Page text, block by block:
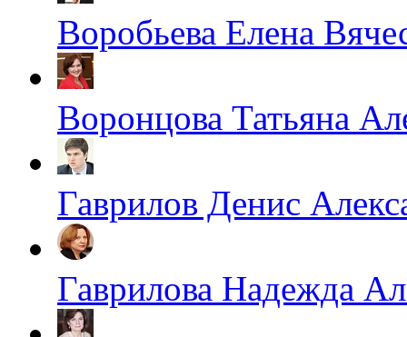
Воробьева Елена
Воронцова Татьяна
Гаврилов Денис
Гаврилова Надежда